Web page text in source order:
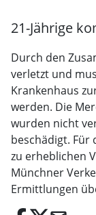
21-Jährige
Durch den
verletzt und
Krankenhaus
werden. Die
wurden nicht
beschädigt. Für
zu erheblichen
Münchner
Ermittlungen